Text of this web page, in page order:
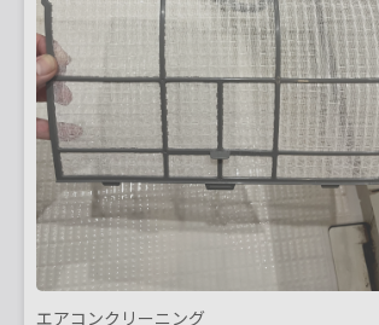
エアコンクリーニング